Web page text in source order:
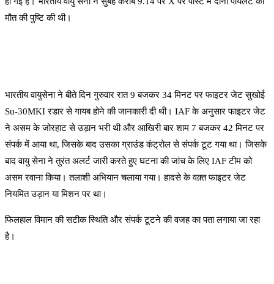
मौत की पुष्टि की थी।
भारतीय वायुसेना ने बीते दिन गुरुवार रात 9 बजकर 34 मिनट पर फाइटर जेट सुखोई
Su‑30MKI रडार से गायब होने की जानकारी दी थी। IAF के अनुसार फाइटर जेट
ने असम के जोरहाट से उड़ान भरी थी और आखिरी बार शाम 7 बजकर 42 मिनट पर
संपर्क में आया था, जिसके बाद उसका ग्राउंड कंट्रोल से संपर्क टूट गया था। जिसके
बाद वायु सेना ने तुरंत अलर्ट जारी करते हुए घटना की जांच के लिए IAF टीम को
असम रवाना किया। तलाशी अभियान चलाया गया। हादसे के वक़्त फाइटर जेट
नियमित उड़ान या मिशन पर था।
फिलहाल विमान की सटीक स्थिति और संपर्क टूटने की वजह का पता लगाया जा रहा
है।